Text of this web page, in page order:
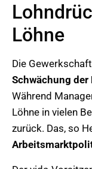
Löhne
Die
Schwächung
Während
Löhne in vielen
zurück. Das, so